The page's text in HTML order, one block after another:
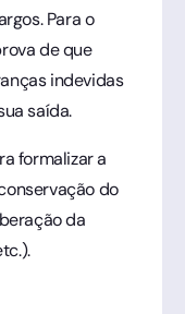
Para o
de que
indevidas
saída.
formalizar a
do
da